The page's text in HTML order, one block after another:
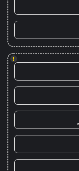
!